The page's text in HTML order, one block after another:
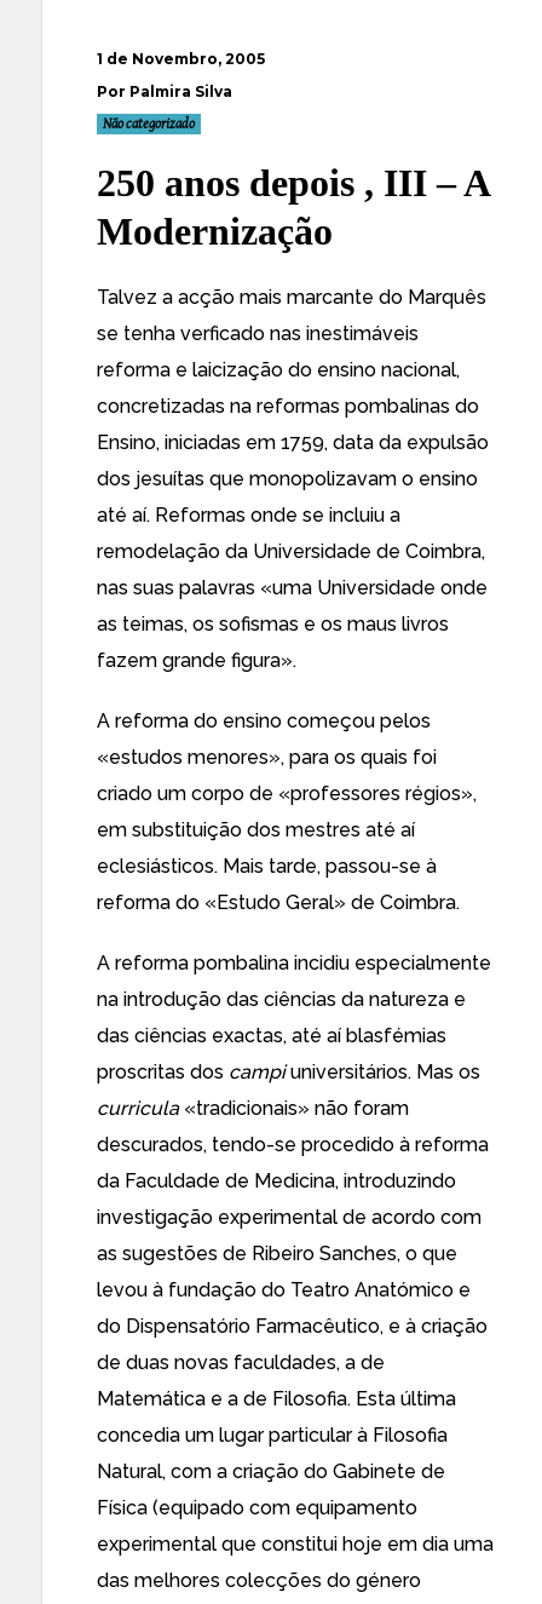
1 de Novembro, 2005
Por Palmira Silva
Não categorizado
250 anos depois , III – A
Modernização
Talvez a acção mais marcante do Marquês
se tenha verficado nas inestimáveis
reforma e laicização do ensino nacional,
concretizadas na reformas pombalinas do
Ensino, iniciadas em 1759, data da expulsão
dos jesuítas que monopolizavam o ensino
até aí. Reformas onde se incluiu a
remodelação da Universidade de Coimbra,
nas suas palavras «uma Universidade onde
as teimas, os sofismas e os maus livros
fazem grande figura».
A reforma do ensino começou pelos
«estudos menores», para os quais foi
criado um corpo de «professores régios»,
em substituição dos mestres até aí
eclesiásticos. Mais tarde, passou-se à
reforma do «Estudo Geral» de Coimbra.
A reforma pombalina incidiu especialmente
na introdução das ciências da natureza e
das ciências exactas, até aí blasfémias
proscritas dos campiuniversitários. Mas os
curricula«tradicionais» não foram
descurados, tendo-se procedido à reforma
da Faculdade de Medicina, introduzindo
investigação experimental de acordo com
as sugestões de Ribeiro Sanches, o que
levou à fundação do Teatro Anatómico e
do Dispensatório Farmacêutico, e à criação
de duas novas faculdades, a de
Matemática e a de Filosofia. Esta última
concedia um lugar particular à Filosofia
Natural, com a criação do Gabinete de
Física (equipado com equipamento
experimental que constitui hoje em dia uma
das melhores colecções do género